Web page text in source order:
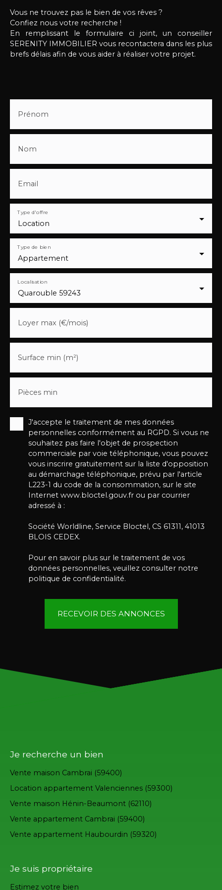
Surface habitable : 42m² DPE : B Les informations
sur les risques auxquels ce bien est exposé sont
disponibles sur le site Géorisques. Pour obtenir
davantage d’informations ou organiser une visite,
contactez notre agence en précisant vos
Vous ne trouvez pas le bien de vos rêves ?
Confiez nous votre recherche !
En remplissant le formulaire ci joint, un conseiller
SERENITY IMMOBILIER vous recontactera dans les plus
brefs délais afin de vous aider à réaliser votre projet.
Prénom
Nom
Email
Location
Type d'offre
Appartement
Type de bien
Quarouble 59243
Localisation
Loyer max (€/mois)
Surface min (m²)
Pièces min
J'accepte le traitement de mes données
personnelles conformément au RGPD. Si vous ne
souhaitez pas faire l'objet de prospection
commerciale par voie téléphonique, vous pouvez
vous inscrire gratuitement sur la liste d'opposition
au démarchage téléphonique, prévu par l'article
L223-1 du code de la consommation, sur le site
Internet www.bloctel.gouv.fr ou par courrier
adressé à :
Société Worldline, Service Bloctel, CS 61311, 41013
BLOIS CEDEX.
Pour en savoir plus sur le traitement de vos
données personnelles, veuillez consulter notre
politique de confidentialité.
RECEVOIR DES ANNONCES
Je recherche un bien
Vente maison Cambrai (59400)
Location appartement Valenciennes (59300)
Vente maison Hénin-Beaumont (62110)
Vente appartement Cambrai (59400)
Vente appartement Haubourdin (59320)
Je suis propriétaire
Estimez votre bien